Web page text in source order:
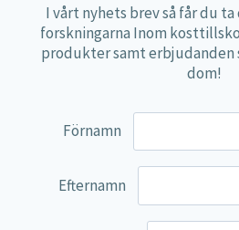
31,45€
varukorg
I vårt nyhets brev så får du
forskningarna Inom
produkter samt erbjudanden
dom!
Förnamn
Efternamn